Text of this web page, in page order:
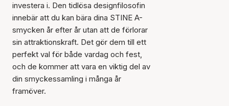
investera i. Den tidlösa designfilosofin
innebär att du kan bära dina STINE A-
smycken år efter år utan att de förlorar
sin attraktionskraft. Det gör dem till ett
perfekt val för både vardag och fest,
och de kommer att vara en viktig del av
din smyckessamling i många år
framöver.